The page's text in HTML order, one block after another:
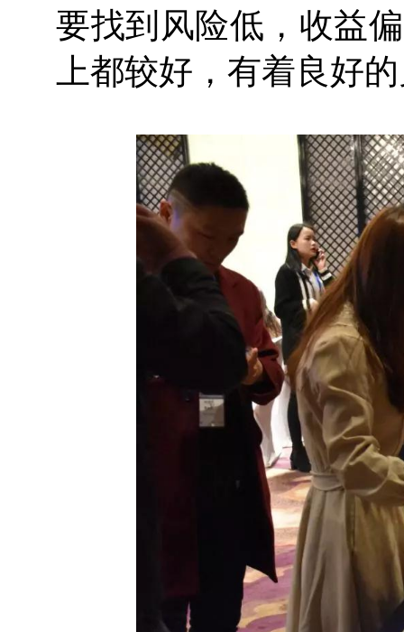
要找到风险低，收益
上都较好，有着良好